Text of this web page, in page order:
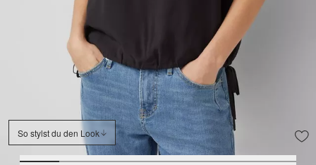
So stylst du den Look